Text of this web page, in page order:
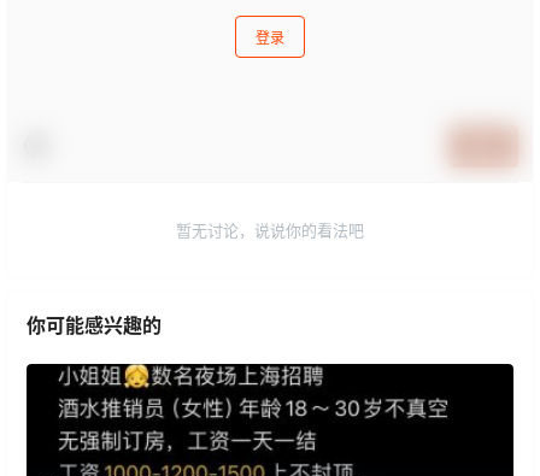
登录
暂无讨论，说说你的看法吧
你可能感兴趣的